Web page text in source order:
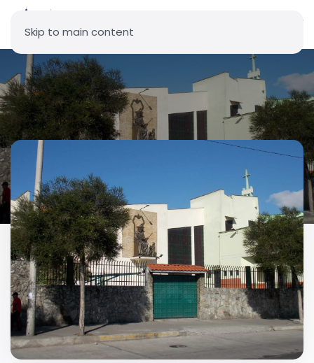
Skip to main content
Parroquia Señor de la Buena
Esperanza - Villaflora